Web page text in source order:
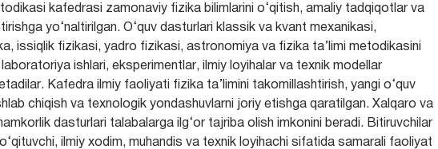
kafedrasi zamonaviy fizika bilimlarini o‘qitish, amaliy tadqiqotlar va
yo‘naltirilgan. O‘quv dasturlari klassik va kvant mexanikasi,
issiqlik fizikasi, yadro fizikasi, astronomiya va fizika ta’limi metodikasini
ishlari, eksperimentlar, ilmiy loyihalar va texnik modellar
Kafedra ilmiy faoliyati fizika ta’limini takomillashtirish, yangi o‘quv
chiqish va texnologik yondashuvlarni joriy etishga qaratilgan. Xalqaro va
dasturlari talabalarga ilg‘or tajriba olish imkonini beradi. Bitiruvchilar
ilmiy xodim, muhandis va texnik loyihachi sifatida samarali faoliyat